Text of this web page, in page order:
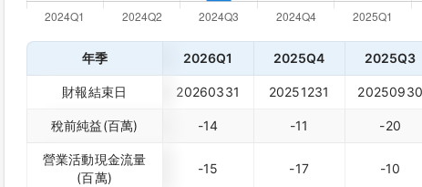
年季 2026Q1 2025Q4 2025Q3
財報結束日 20260331 20251231 20250930
稅前純益(百萬) -14 -11 -20
營業活動現金流量
(百萬)
-15 -17 -10